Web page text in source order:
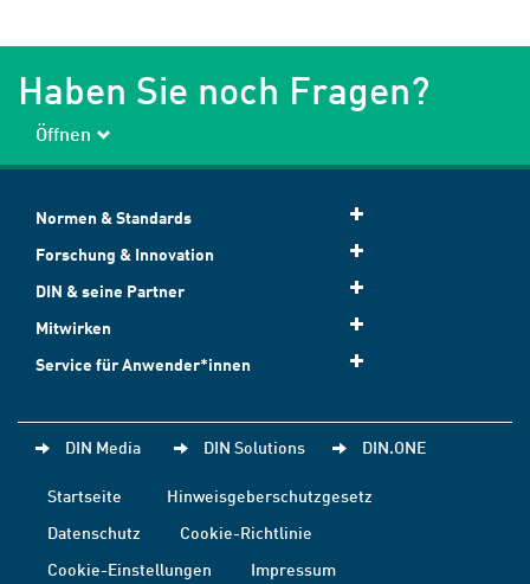
Haben Sie noch Fragen?
Öffnen
Normen & Standards
Forschung & Innovation
DIN & seine Partner
Mitwirken
Service für Anwender*innen
DIN Media DIN Solutions DIN.ONE
Startseite
Hinweisgeberschutzgesetz
Datenschutz
Cookie-Richtlinie
Cookie-Einstellungen
Impressum